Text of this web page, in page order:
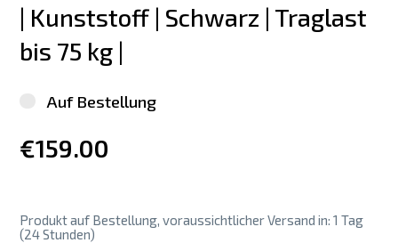
| Kunststoff | Schwarz | Traglast
bis 75 kg |
Auf Bestellung
€159.00
Produkt auf Bestellung, voraussichtlicher Versand in: 1 Tag
(24 Stunden)